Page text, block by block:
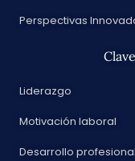
Perspectivas
Liderazgo
Motivación laboral
Desarrollo profesional